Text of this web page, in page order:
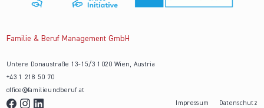
Familie & Beruf Management GmbH
Untere Donaustraße 13-15/3 1020 Wien, Austria
+43 1 218 50 70
office@familieundberuf.at
Impressum
Datenschutz